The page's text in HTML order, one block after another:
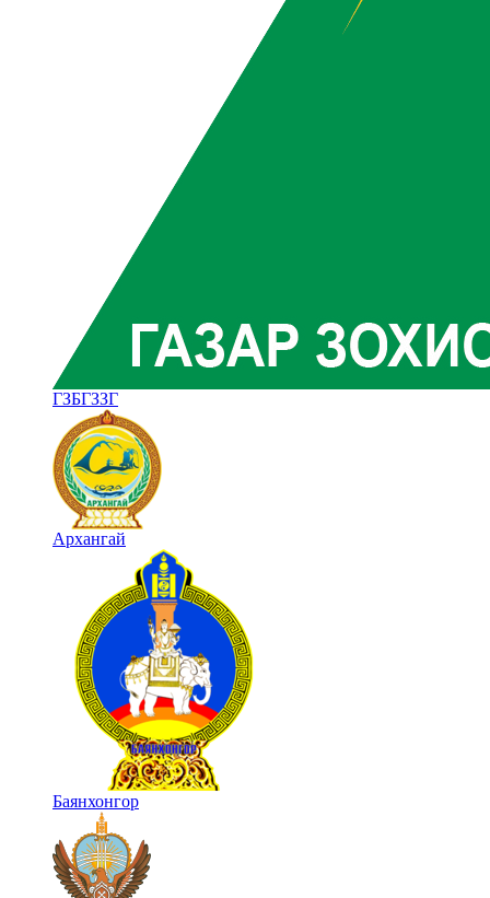
ГЗБГЗЗГ
Архангай
Баянхонгор